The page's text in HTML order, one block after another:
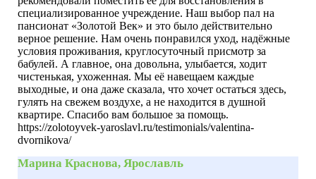
специализированное учреждение. Наш выбор пал на
пансионат «Золотой Век» и это было действительно
верное решение. Нам очень понравился уход, надёжные
условия проживания, круглосуточный присмотр за
бабулей. А главное, она довольна, улыбается, ходит
чистенькая, ухоженная. Мы её навещаем каждые
выходные, и она даже сказала, что хочет остаться здесь,
гулять на свежем воздухе, а не находится в душной
квартире. Спасибо вам большое за помощь.
https://zolotoyvek-yaroslavl.ru/testimonials/valentina-
dvornikova/
Марина Краснова, Ярославль